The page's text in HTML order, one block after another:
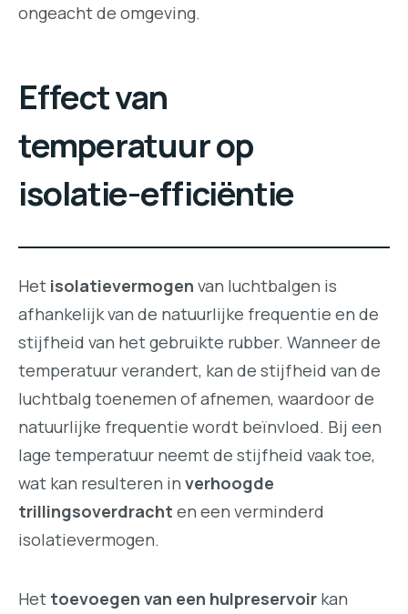
ongeacht de omgeving.
Effect van
temperatuur op
isolatie-efficiëntie
Het isolatievermogen van luchtbalgen is
afhankelijk van de natuurlijke frequentie en de
stijfheid van het gebruikte rubber. Wanneer de
temperatuur verandert, kan de stijfheid van de
luchtbalg toenemen of afnemen, waardoor de
natuurlijke frequentie wordt beïnvloed. Bij een
lage temperatuur neemt de stijfheid vaak toe,
wat kan resulteren in verhoogde
trillingsoverdracht en een verminderd
isolatievermogen.
Het toevoegen van een hulpreservoir kan